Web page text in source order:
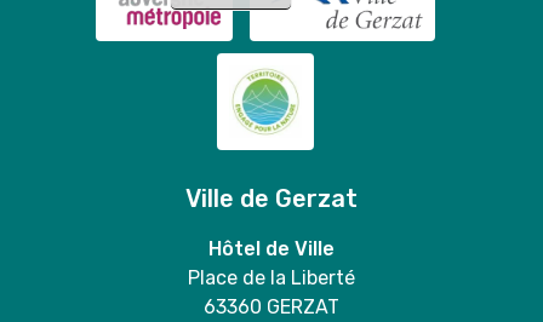
Ville de Gerzat
Hôtel de Ville
Place de la Liberté
63360 GERZAT